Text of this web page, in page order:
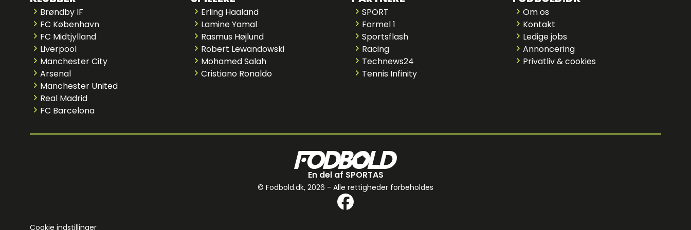
Brøndby IF
FC København
FC Midtjylland
Liverpool
Manchester City
Arsenal
Manchester United
Real Madrid
FC Barcelona
Erling Haaland
Lamine Yamal
Rasmus Højlund
Robert Lewandowski
Mohamed Salah
Cristiano Ronaldo
SPORT
Formel 1
Sportsflash
Racing
Technews24
Tennis Infinity
Om os
Kontakt
Ledige jobs
Annoncering
Privatliv & cookies
En del af SPORTAS
© Fodbold.dk, 2026 - Alle rettigheder forbeholdes
Cookie indstillinger